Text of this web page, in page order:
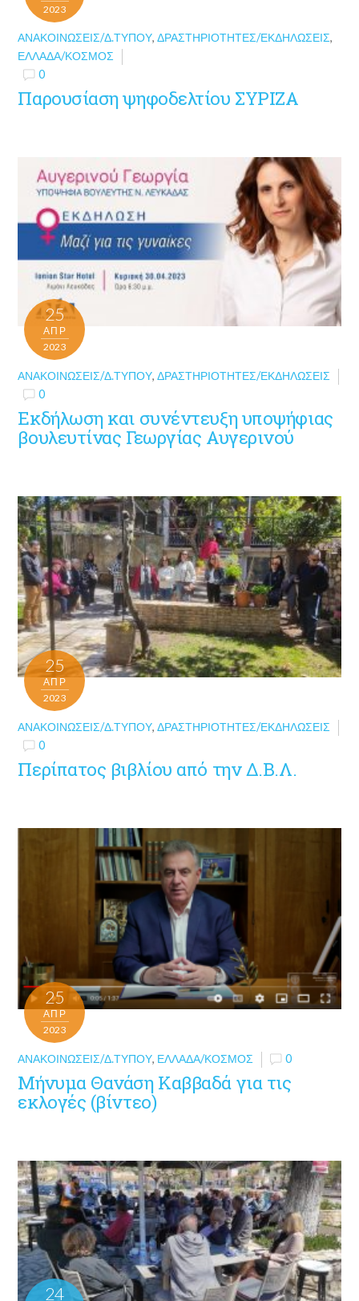
2023
ΑΝΑΚΟΙΝΏΣΕΙΣ/Δ.ΤΎΠΟΥ,ΔΡΑΣΤΗΡΙΌΤΗΤΕΣ/ΕΚΔΗΛΏΣΕΙΣ,
ΕΛΛΆΔΑ/ΚΌΣΜΟΣ
0
Παρουσίαση ψηφοδελτίου ΣΥΡΙΖΑ
25
ΑΠΡ
2023
ΑΝΑΚΟΙΝΏΣΕΙΣ/Δ.ΤΎΠΟΥ,ΔΡΑΣΤΗΡΙΌΤΗΤΕΣ/ΕΚΔΗΛΏΣΕΙΣ
0
Εκδήλωση και συνέντευξη υποψήφιας
βουλευτίνας Γεωργίας Αυγερινού
25
ΑΠΡ
2023
ΑΝΑΚΟΙΝΏΣΕΙΣ/Δ.ΤΎΠΟΥ,ΔΡΑΣΤΗΡΙΌΤΗΤΕΣ/ΕΚΔΗΛΏΣΕΙΣ
0
Περίπατος βιβλίου από την Δ.Β.Λ.
25
ΑΠΡ
2023
ΑΝΑΚΟΙΝΏΣΕΙΣ/Δ.ΤΎΠΟΥ, ΕΛΛΆΔΑ/ΚΌΣΜΟΣ 0
Μήνυμα Θανάση Καββαδά για τις
εκλογές (βίντεο)
24